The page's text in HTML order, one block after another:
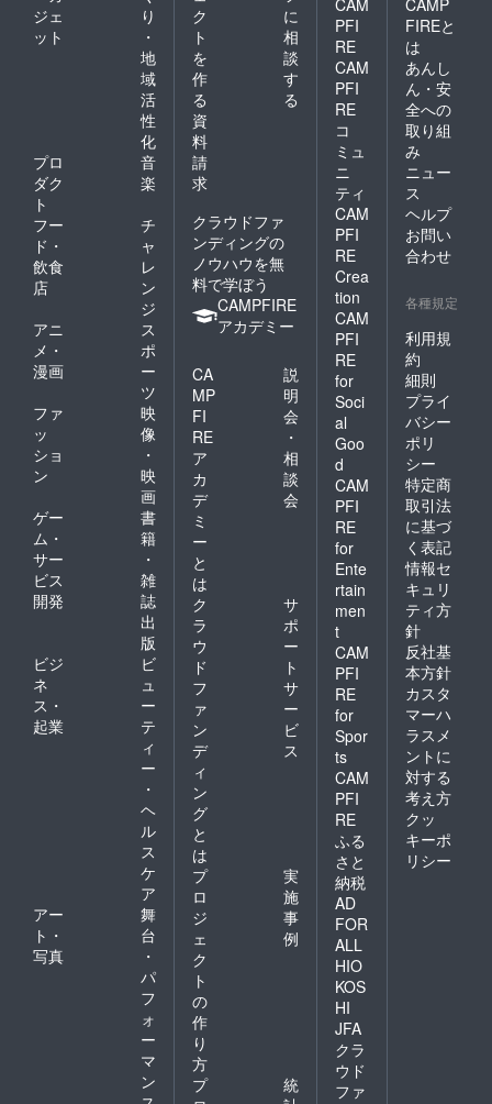
ジェ
ット
り
・
地
域
活
性
化
プロ
ダク
ト
音
楽
フー
ド・
飲食
店
チ
ャ
レ
ン
ジ
アニ
メ・
漫画
ス
ポ
ー
ツ
ファ
ッ
ショ
ン
映
像
・
映
画
ゲー
ム・
サー
ビス
開発
書
籍
・
雑
誌
出
版
ビジ
ネ
ス・
起業
ビ
ュ
ー
テ
ィ
ー
・
ヘ
ル
ス
ケ
ア
アー
ト・
写真
舞
台
・
パ
フ
ォ
ー
マ
ン
ク
ト
を
作
る
に
相
談
す
る
資
料
請
求
クラウドファ
ンディングの
ノウハウを無
料で学ぼう
CAMPFIRE
アカデミー
CA
MP
FI
RE
ア
カ
デ
ミ
ー
と
は
説
明
会
・
相
談
会
ク
ラ
ウ
ド
フ
ァ
ン
デ
ィ
ン
グ
と
は
サ
ポ
ー
ト
サ
ー
ビ
ス
プ
ロ
ジ
ェ
ク
ト
の
作
り
方
実
施
事
例
プ
統
CAM
PFI
RE
CAM
PFI
RE
コ
ミュ
ニ
ティ
CAM
PFI
RE
Crea
tion
CAM
PFI
RE
for
Soci
al
Goo
d
CAM
PFI
RE
for
Ente
rtain
men
t
CAM
PFI
RE
for
Spor
ts
CAM
PFI
RE
ふる
さと
納税
AD
FOR
ALL
HIO
KOS
HI
JFA
クラ
ウド
ファ
CAMP
FIREと
は
あんし
ん・安
全への
取り組
み
ニュー
ス
ヘルプ
お問い
合わせ
各種規定
利用規
約
細則
プライ
バシー
ポリ
シー
特定商
取引法
に基づ
く表記
情報セ
キュリ
ティ方
針
反社基
本方針
カスタ
マーハ
ラスメ
ントに
対する
考え方
クッ
キーポ
リシー